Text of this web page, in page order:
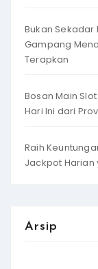
Bukan Sekadar
Gampang
Terapkan
Bosan Main
Hari Ini dari
Raih
Jackpot Harian
Arsip